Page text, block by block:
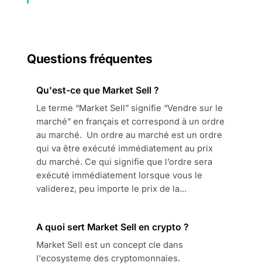
Questions fréquentes
Qu'est-ce que Market Sell ?
Le terme “Market Sell” signifie “Vendre sur le
marché” en français et correspond à un ordre
au marché. Un ordre au marché est un ordre
qui va être exécuté immédiatement au prix
du marché. Ce qui signifie que l’ordre sera
exécuté immédiatement lorsque vous le
validerez, peu importe le prix de la...
A quoi sert Market Sell en crypto ?
Market Sell est un concept cle dans
l'ecosysteme des cryptomonnaies.